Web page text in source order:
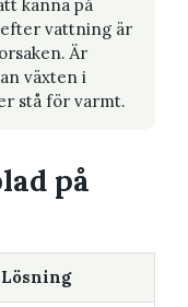
känna på
vattning är
Är
växten i
stå för varmt.
på
Lösning